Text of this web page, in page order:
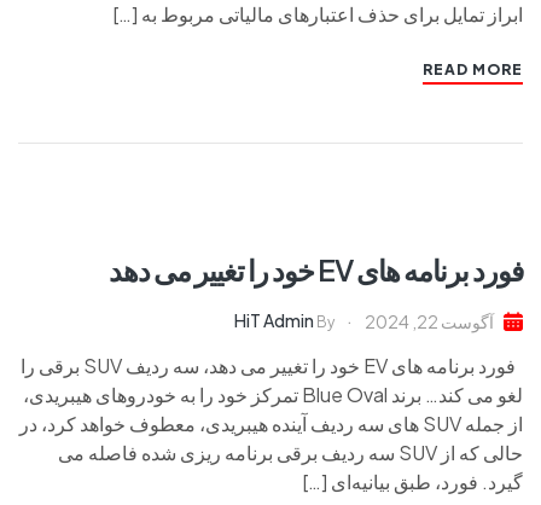
ابراز تمایل برای حذف اعتبارهای مالیاتی مربوط به […]
READ MORE
فورد برنامه های EV خود را تغییر می دهد
آگوست 22, 2024 By
HiT Admin
فورد برنامه های EV خود را تغییر می دهد، سه ردیف SUV برقی را
لغو می کند… برند Blue Oval تمرکز خود را به خودروهای هیبریدی،
از جمله SUV های سه ردیف آینده هیبریدی، معطوف خواهد کرد، در
حالی که از SUV سه ردیف برقی برنامه ریزی شده فاصله می
گیرد. فورد، طبق بیانیه‌ای […]